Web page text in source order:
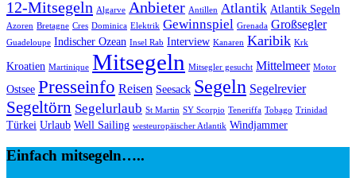
12-Mitsegeln Algarve Anbieter Antillen Atlantik Atlantik Segeln
Azoren Bretagne Cres Dominica Elektrik Gewinnspiel Grenada Großsegler
Guadeloupe Indischer Ozean Insel Rab Interview Kanaren Karibik Krk
Kroatien Martinique Mitsegeln Mitsegler gesucht Mittelmeer Motor
Ostsee Presseinfo Reisen Seesack Segeln Segelrevier
Segeltörn Segelurlaub St Martin SY Scorpio Teneriffa Tobago Trinidad
Türkei Urlaub Well Sailing westeuropäischer Atlantik Windjammer
Einfach mitsegeln…..